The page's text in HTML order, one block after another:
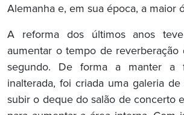
Alemanha e, em sua época, a maior
A reforma dos últimos anos
aumentar o tempo de reverberação
segundo. De forma a manter a
inalterada, foi criada uma galeria
subir o deque do salão de concerto